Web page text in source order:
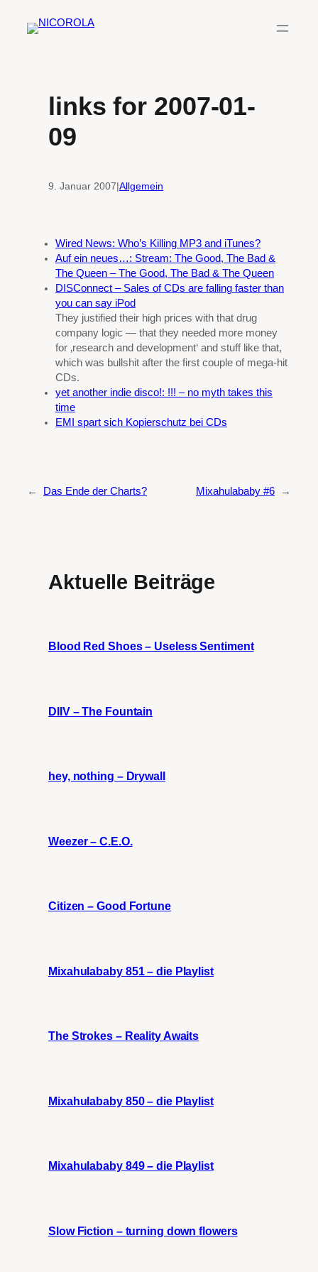
Inhalt
links for 2007-01-
09
9. Januar 2007|Allgemein
Wired News: Who’s Killing MP3 and iTunes?
Auf ein neues…: Stream: The Good, The Bad &
The Queen – The Good, The Bad & The Queen
DISConnect – Sales of CDs are falling faster than
you can say iPod
They justified their high prices with that drug
company logic — that they needed more money
for ‚research and development‘ and stuff like that,
which was bullshit after the first couple of mega-hit
CDs.
yet another indie disco!: !!! – no myth takes this
time
EMI spart sich Kopierschutz bei CDs
← Das Ende der Charts? Mixahulababy #6 →
Aktuelle Beiträge
Blood Red Shoes – Useless Sentiment
DIIV – The Fountain
hey, nothing – Drywall
Weezer – C.E.O.
Citizen – Good Fortune
Mixahulababy 851 – die Playlist
The Strokes – Reality Awaits
Mixahulababy 850 – die Playlist
Mixahulababy 849 – die Playlist
Slow Fiction – turning down flowers